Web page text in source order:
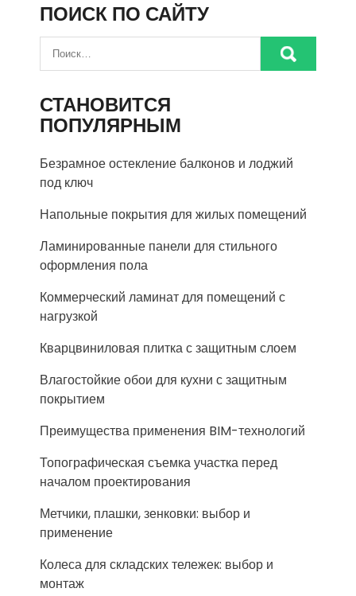
ПОИСК ПО САЙТУ
СТАНОВИТСЯ
ПОПУЛЯРНЫМ
Безрамное остекление балконов и лоджий
под ключ
Напольные покрытия для жилых помещений
Ламинированные панели для стильного
оформления пола
Коммерческий ламинат для помещений с
нагрузкой
Кварцвиниловая плитка с защитным слоем
Влагостойкие обои для кухни с защитным
покрытием
Преимущества применения BIM-технологий
Топографическая съемка участка перед
началом проектирования
Метчики, плашки, зенковки: выбор и
применение
Колеса для складских тележек: выбор и
монтаж